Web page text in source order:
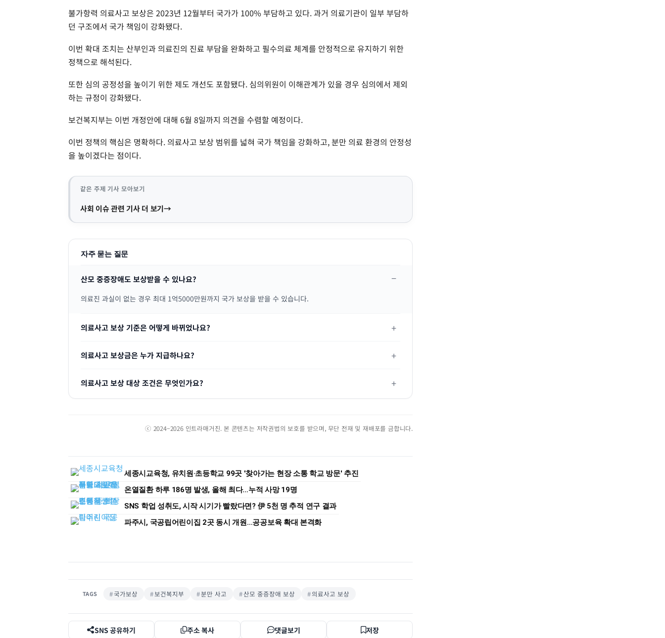
불가항력 의료사고 보상은 2023년 12월부터 국가가 100% 부담하고 있다. 과거 의료기관이 일부 부담하
던 구조에서 국가 책임이 강화됐다.
이번 확대 조치는 산부인과 의료진의 진료 부담을 완화하고 필수의료 체계를 안정적으로 유지하기 위한
정책으로 해석된다.
또한 심의 공정성을 높이기 위한 제도 개선도 포함됐다. 심의위원이 이해관계가 있을 경우 심의에서 제외
하는 규정이 강화됐다.
보건복지부는 이번 개정안에 대해 6월 8일까지 의견을 수렴할 예정이다.
이번 정책의 핵심은 명확하다. 의료사고 보상 범위를 넓혀 국가 책임을 강화하고, 분만 의료 환경의 안정성
을 높이겠다는 점이다.
같은 주제 기사 모아보기
사회 이슈 관련 기사 더 보기
자주 묻는 질문
산모 중증장애도 보상받을 수 있나요?
의료진 과실이 없는 경우 최대 1억5000만원까지 국가 보상을 받을 수 있습니다.
의료사고 보상 기준은 어떻게 바뀌었나요?
의료사고 보상금은 누가 지급하나요?
의료사고 보상 대상 조건은 무엇인가요?
ⓒ 2024–2026 인트라매거진. 본 콘텐츠는 저작권법의 보호를 받으며, 무단 전재 및 재배포를 금합니다.
세종시교육청, 유치원·초등학교 99곳 '찾아가는 현장 소통 학교 방문' 추진
온열질환 하루 186명 발생, 올해 최다…누적 사망 19명
SNS 학업 성취도, 시작 시기가 빨랐다면? 伊 5천 명 추적 연구 결과
파주시, 국공립어린이집 2곳 동시 개원…공공보육 확대 본격화
TAGS 국가보상 보건복지부 분만 사고 산모 중증장애 보상 의료사고 보상
SNS 공유하기 주소 복사 댓글보기 저장